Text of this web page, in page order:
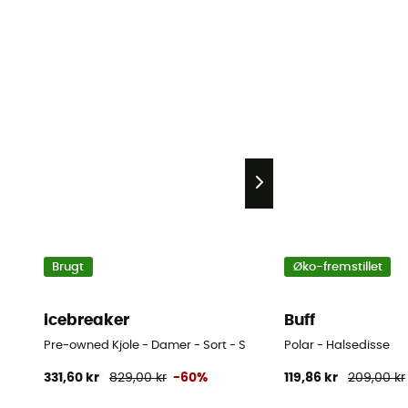
Brugt
icebreaker
Pre-owned Kjole - Damer - Sort - S
331,60 kr 829,00 kr -60%
Øko-fremstillet
Buff
Polar - Halsedisse
119,86 kr 209,00 kr